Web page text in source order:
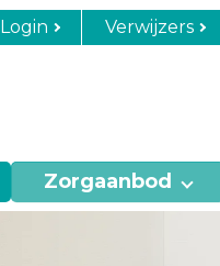
Login Verwijzers
Zorgaanbod